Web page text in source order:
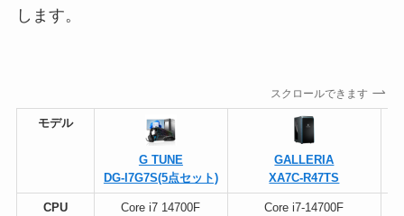
します。
スクロールできます
モデル
G TUNE
DG-I7G7S(5点セット)
GALLERIA
XA7C-R47TS
CPU Core i7 14700F Core i7-14700F